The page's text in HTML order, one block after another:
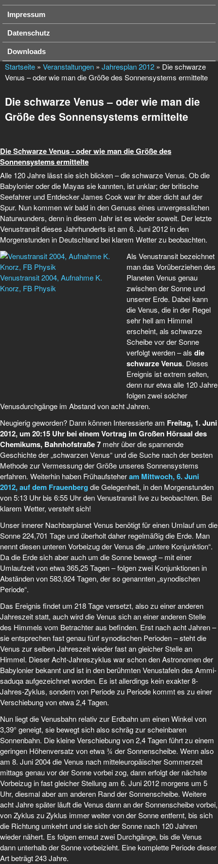
Impressum
Datenschutz
Downloads
Startseite » Veranstaltungen » Jahresplan 2012 » Die schwarze
Venus – oder wie man die Größe des Sonnensystems ermittelte
Die schwarze Venus – oder wie man die
Größe des Sonnensystems ermittelte
Die Schwarze Venus - oder wie man die Größe des
Sonnensystems ermittelte
Alle 120 Jahre lässt sie sich blicken – die schwarze Venus. Ob die
Babylonier oder die Mayas sie kannten, ist unklar; der britische
Seefahrer und Entdecker James Cook war ihr aber dicht auf der
Spur. Nun kom­men wir bald in den Genuss eines unvergesslichen
Naturwunders, denn in diesem Jahr ist es wieder soweit. Der letzte
Venustransit dieses Jahrhunderts ist am 6. Juni 2012 in den
Morgenstunden in Deutschland bei klarem Wetter zu be­obachten.
Venustransit 2004, Aufnahme K.
Knorz, FB Physik
Als Venustransit bezeichnet
man das Vorüberziehen des
Pla­neten Venus genau
zwischen der Sonne und
unserer Erde. Dabei kann
die Venus, die in der Regel
sehr hell am Himmel
erscheint, als schwarze
Scheibe vor der Sonne
verfol­gt werden – als die
schwarze Venus. Dieses
Ereignis ist extrem selten,
denn nur etwa alle 120 Jahre
folgen zwei sol­cher
Venusdurchgänge im Abstand von acht Jahren.
Neugierig geworden? Dann können Interessierte am Freitag, 1. Juni
2012, um 20:15 Uhr bei einem Vortrag im Großen Hörsaal des
Chemikums, Bahnhofstraße 7 mehr über die spannende
Geschichte der „schwarzen Venus“ und die Suche nach der besten
Methode zur Vermessung der Größe unseres Son­nensystems
erfahren. Weiterhin haben Frühaufsteheram Mittwoch, 6. Juni
2012, auf dem Frauenberg die Gelegenheit, in den Morgenstunden
von 5:13 Uhr bis 6:55 Uhr den Venustransit live zu beobachten. Bei
klarem Wetter, versteht sich!
Unser innerer Nachbarplanet Venus benötigt für einen Umlauf um die
Sonne 224,701 Tage und über­holt daher regelmäßig die Erde. Man
nennt diesen unteren Vorbeizug der Venus die „untere Konjunktion“.
Da die Erde sich aber auch um die Sonne bewegt – mit einer
Umlaufzeit von etwa 365,25 Tagen – folgen zwei Konjunktionen in
Abständen von 583,924 Tagen, der so genannten „synodischen
Periode“.
Das Ereignis findet um 218 Tage versetzt, also zu einer anderen
Jahreszeit statt, auch wird die Venus sich an einer anderen Stelle
des Himmels vom Betrachter aus befinden. Erst nach acht Jahren –
sie ent­sprechen fast genau fünf synodischen Perioden – steht die
Venus zur selben Jahreszeit wieder fast an gleicher Stelle an
Himmel. Dieser Acht-Jahreszyklus war schon den Astronomen der
Babylonier bekannt und ist in den berühmten Venustafeln des Ammi-
saduqa aufgezeichnet worden. Es ist allerdings kein exakter 8-
Jahres-Zyklus, sondern von Periode zu Periode kommt es zu einer
Verschiebung von etwa 2,4 Tagen.
Nun liegt die Venusbahn relativ zur Erdbahn um einen Winkel von
3,39° geneigt, sie bewegt sich also schräg zur scheinbaren
Sonnenbahn. Die kleine Verschiebung von 2,4 Tagen führt zu einem
geringen Höhenversatz von etwa ¾ der Sonnenscheibe. Wenn also
am 8. Juni 2004 die Venus nach mitteleuro­päischer Sommerzeit
mittags genau vor der Sonne vorbei zog, dann erfolgt der nächste
Vorbeizug in fast gleicher Stellung am 6. Juni 2012 morgens um 5
Uhr, diesmal aber am anderen Rand der Sonnen­scheibe. Weitere
acht Jahre später läuft die Venus dann an der Sonnenscheibe vorbei,
von Zy­klus zu Zyklus immer weiter von der Sonne entfernt, bis sich
die Richtung umkehrt und sie sich der Son­ne nach 120 Jahren
wieder nähert. Es folgen erneut zwei Durchgänge, bis die Venus
dann unterhalb der Sonne vorbeizieht. Eine komplette Periode dieser
Art beträgt 243 Jahre.